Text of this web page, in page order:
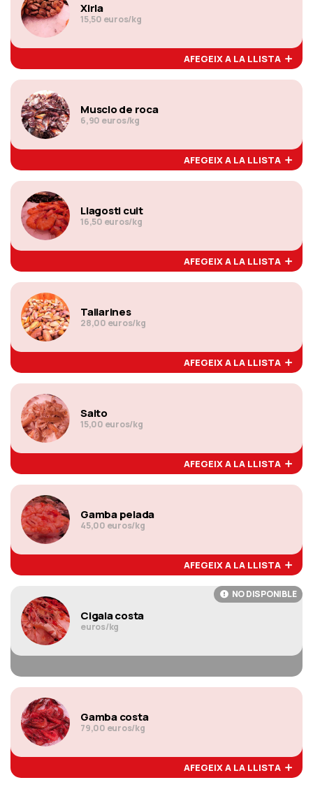
Xirla
15,50 euros/kg
AFEGEIX A LA LLISTA
Musclo de roca
6,90 euros/kg
AFEGEIX A LA LLISTA
Llagosti cuit
16,50 euros/kg
AFEGEIX A LA LLISTA
Tallarines
28,00 euros/kg
AFEGEIX A LA LLISTA
Saito
15,00 euros/kg
AFEGEIX A LA LLISTA
Gamba pelada
45,00 euros/kg
AFEGEIX A LA LLISTA
NO DISPONIBLE
Cigala costa
euros/kg
Gamba costa
79,00 euros/kg
AFEGEIX A LA LLISTA